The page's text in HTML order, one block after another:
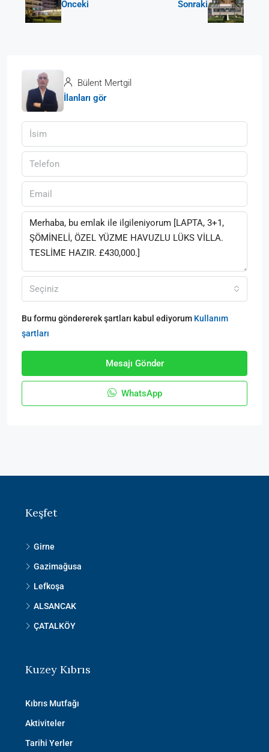
Önceki Sonraki
Bülent Mertgil
İlanları gör
Seçiniz
Bu formu göndererek şartları kabul ediyorum Kullanım
şartları
Mesajı Gönder
WhatsApp
Keşfet
Girne
Gazimağusa
Lefkoşa
ALSANCAK
ÇATALKÖY
Kuzey Kıbrıs
Kıbrıs Mutfağı
Aktiviteler
Tarihi Yerler